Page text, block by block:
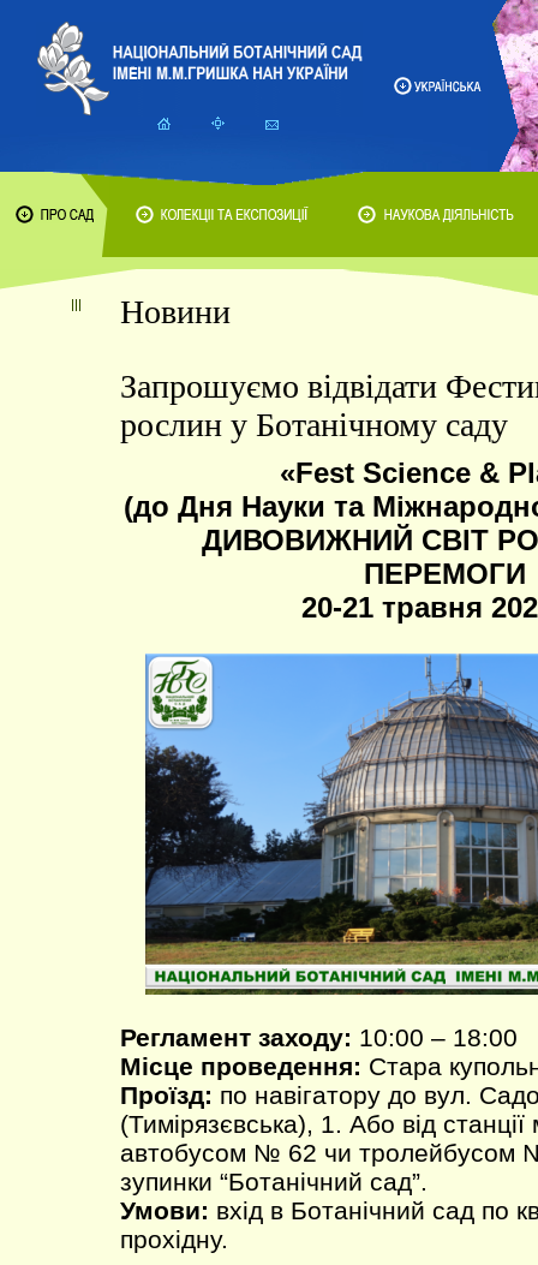
Новини
Запрошуємо відвідати
рослин у Ботанічному саду
«Fest Science &
(до Дня Науки та
ДИВОВИЖНИЙ СВІТ
ПЕРЕМОГИ
20-21 травня
Регламент заходу: 10:00 – 18:00
Місце проведення: Стара
Проїзд: по навігатору до вул.
(Тимірязєвська), 1. Або від
автобусом № 62 чи тролейбусом
зупинки “Ботанічний сад”.
Умови: вхід в Ботанічний сад по
прохідну.